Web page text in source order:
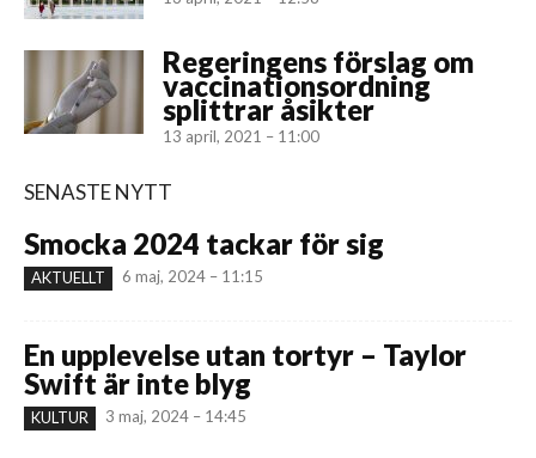
Regeringens förslag om
vaccinationsordning
splittrar åsikter
13 april, 2021 – 11:00
SENASTE NYTT
Smocka 2024 tackar för sig
AKTUELLT 6 maj, 2024 – 11:15
En upplevelse utan tortyr – Taylor
Swift är inte blyg
KULTUR 3 maj, 2024 – 14:45